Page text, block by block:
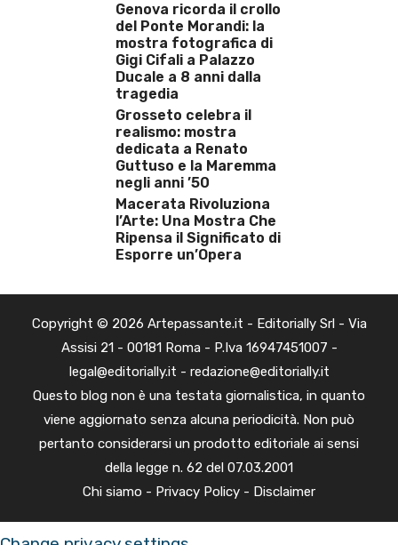
Genova ricorda il crollo
del Ponte Morandi: la
mostra fotografica di
Gigi Cifali a Palazzo
Ducale a 8 anni dalla
tragedia
Grosseto celebra il
realismo: mostra
dedicata a Renato
Guttuso e la Maremma
negli anni ’50
Macerata Rivoluziona
l’Arte: Una Mostra Che
Ripensa il Significato di
Esporre un’Opera
Copyright © 2026 Artepassante.it - Editorially Srl - Via
Assisi 21 - 00181 Roma - P.Iva 16947451007 -
legal@editorially.it - redazione@editorially.it
Questo blog non è una testata giornalistica, in quanto
viene aggiornato senza alcuna periodicità. Non può
pertanto considerarsi un prodotto editoriale ai sensi
della legge n. 62 del 07.03.2001
Chi siamo - Privacy Policy - Disclaimer